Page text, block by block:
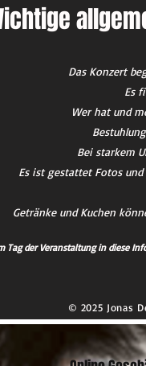
Das Konzert
Es
Wer hat und
Bei starkem
Es ist gestattet Fotos
Getränke und Kuchen
Tag der Veranstaltung in diese
© 2025 Jonas